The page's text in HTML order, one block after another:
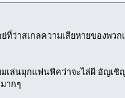
ย่ที่ว่าสเกลความเสียหายของพว
มเล่นมุกแฟนฟิคว่าจะไล่ผี อัญเชิญ
มากๆ